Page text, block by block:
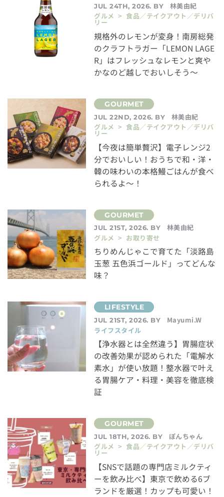
JUL 24TH, 2026. BY
林美由紀
グルメ > 食品／テイクアウト／デリバ
リー
規格外のレモンが変身！南房総発
のクラフトラガー「LEMON LAGE
R」はフレッシュなレモンと爽や
かなのど越しでおいしそう～
JUL 22ND, 2026. BY
林美由紀
グルメ > 食品／テイクアウト／デリバ
リー
【今夜は簡単贅沢】電子レンジ2
分でおいしい！おうちで和・洋・
韓の味わいの本格鰻ごはんが食べ
られるよ～！
JUL 21ST, 2026. BY
林美由紀
グルメ > お取り寄せ
ちりめんじゃこで育てた「淡路島
玉葱 五色浜ゴールド」ってどんな
味？
JUL 21ST, 2026. BY
Mayumi.W
ライフスタイル
【浄水器とは全然違う】胃腸症状
の改善効果が認められた「電解水
素水」が使い放題！整水器で叶え
る胃腸ケア・料理・美容を徹底検
証
JUL 18TH, 2026. BY
ぽんちゃん
グルメ > 食品／テイクアウト／デリバ
リー
【SNSで話題の専門店ミルクティ
ーを飲み比べ】東京で飲める6ブ
ランドを厳選！カップも可愛い！